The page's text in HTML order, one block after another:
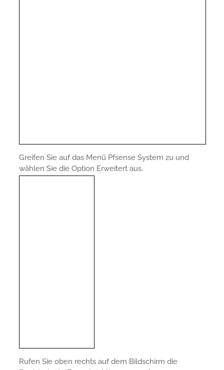
Greifen Sie auf das Menü Pfsense System zu und
wählen Sie die Option Erweitert aus.
Rufen Sie oben rechts auf dem Bildschirm die